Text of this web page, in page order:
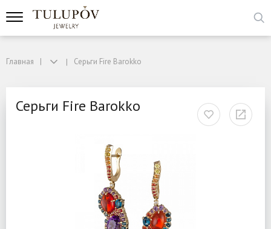
Главная Серьги Fire Barokko
Серьги Fire Barokko